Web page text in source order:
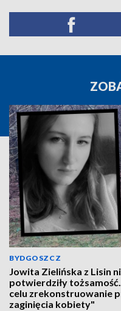
BYDGOSZCZ
Jowita Zielińska z Lisin
potwierdziły
celu zrekonstruowanie
zaginięcia kobiety"